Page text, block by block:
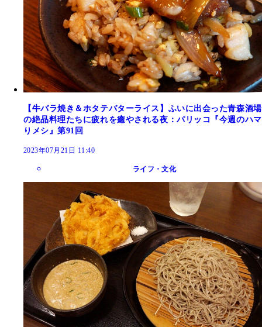
【牛バラ焼き＆ホタテバターライス】ふいに出会った青森酒場
の絶品料理たちに疲れを癒やされる夜：パリッコ『今週のハマ
りメシ』第91回
2023年07月21日 11:40
ライフ・文化